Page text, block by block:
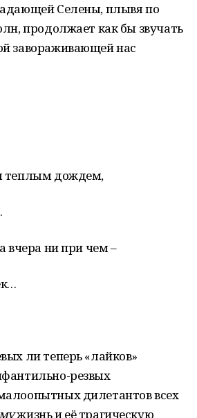
Селены, плывя по
продолжает как бы звучать
завораживающей нас
теплым дождем,
вчера ни при чем –
ли теперь «лайков»
резвых
дилетантов всех
жизнь и её трагическую